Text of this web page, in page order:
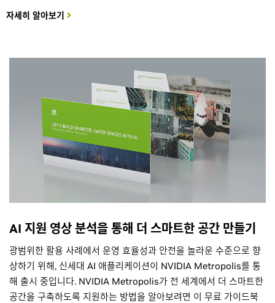
자세히 알아보기
AI 지원 영상 분석을 통해 더 스마트한 공간 만들기
광범위한 활용 사례에서 운영 효율성과 안전을 놀라운 수준으로 향
상하기 위해, 신세대 AI 애플리케이션이 NVIDIA Metropolis를 통
해 출시 중입니다. NVIDIA Metropolis가 전 세계에서 더 스마트한
공간을 구축하도록 지원하는 방법을 알아보려면 이 무료 가이드북